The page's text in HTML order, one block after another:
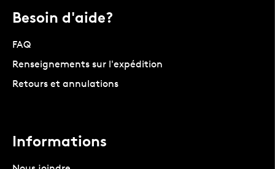
Besoin d'aide?
FAQ
Renseignements sur l'expédition
Retours et annulations
Informations